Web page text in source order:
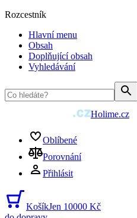
Rozcestník
Hlavní menu
Obsah
Doplňující obsah
Vyhledávání
Holime.cz
Oblíbené
Porovnání
Přihlásit
KošíkJen 10000 Kč